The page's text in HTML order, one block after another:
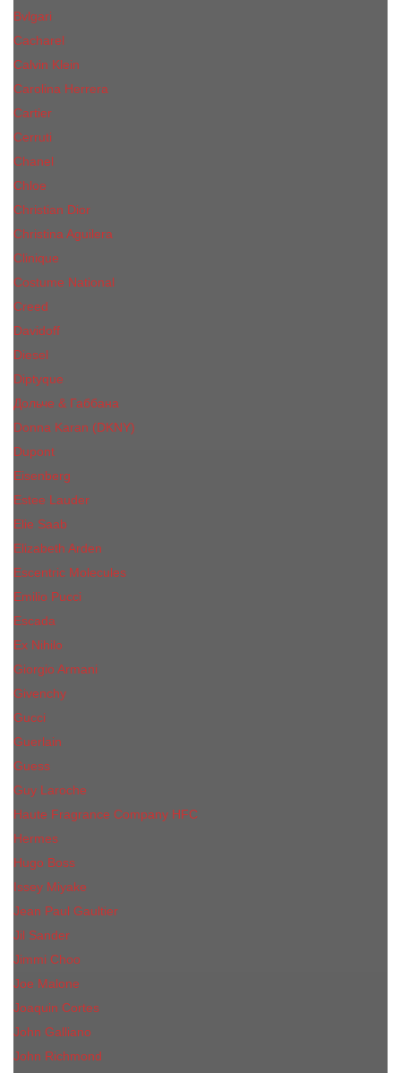
Bvlgari
Cacharel
Calvin Klein
Carolina Herrera
Cartier
Cerruti
Сhanеl
Chloe
Christian Dior
Christina Aguilera
Сliniquе
Costume National
Creed
Davidoff
Diesel
Diptyque
Дольче & Габбана
Donna Karan (DKNY)
Dupont
Eisenberg
Еsteе Lаudеr
Elie Saab
Elizabeth Arden
Escentric Molecules
Emilio Pucci
Escada
Ex Nihilo
Giorgio Armani
Givenchy
Gucci
Guerlain
Guess
Guy Laroche
Haute Fragrance Company HFC
Hermes
Hugo Boss
Issey Miyake
Jean Paul Gaultier
Jil Sander
Jimmi Choo
Jое Malоnе
Joaquin Cortes
John Galliano
John Richmond